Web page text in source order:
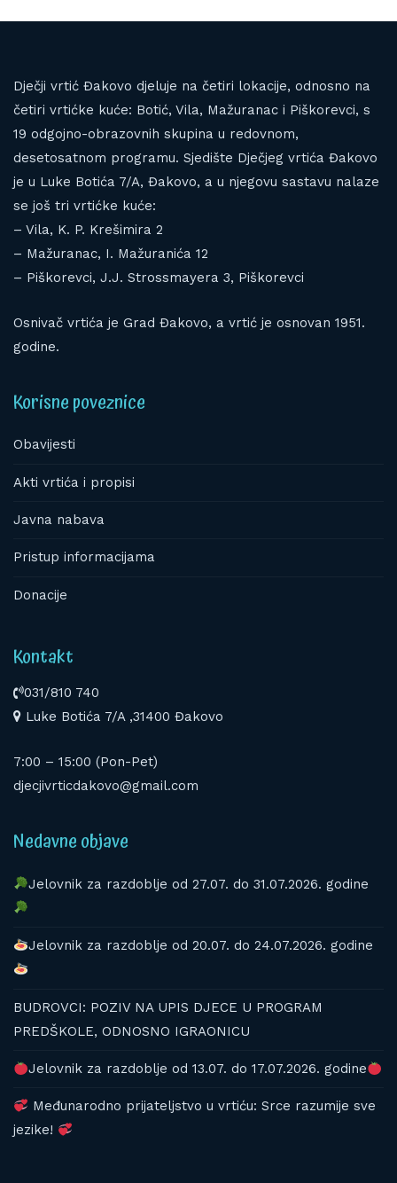
Dječji vrtić Đakovo djeluje na četiri lokacije, odnosno na
četiri vrtićke kuće: Botić, Vila, Mažuranac i Piškorevci, s
19 odgojno-obrazovnih skupina u redovnom,
desetosatnom programu. Sjedište Dječjeg vrtića Đakovo
je u Luke Botića 7/A, Đakovo, a u njegovu sastavu nalaze
se još tri vrtićke kuće:
– Vila, K. P. Krešimira 2
– Mažuranac, I. Mažuranića 12
– Piškorevci, J.J. Strossmayera 3, Piškorevci
Osnivač vrtića je Grad Đakovo, a vrtić je osnovan 1951.
godine.
Korisne poveznice
Obavijesti
Akti vrtića i propisi
Javna nabava
Pristup informacijama
Donacije
Kontakt
031/810 740
Luke Botića 7/A ,31400 Đakovo
7:00 – 15:00 (Pon-Pet)
djecjivrticdakovo@gmail.com
Nedavne objave
Jelovnik za razdoblje od 27.07. do 31.07.2026. godine
Jelovnik za razdoblje od 20.07. do 24.07.2026. godine
BUDROVCI: POZIV NA UPIS DJECE U PROGRAM
PREDŠKOLE, ODNOSNO IGRAONICU
Jelovnik za razdoblje od 13.07. do 17.07.2026. godine
Međunarodno prijateljstvo u vrtiću: Srce razumije sve
jezike!